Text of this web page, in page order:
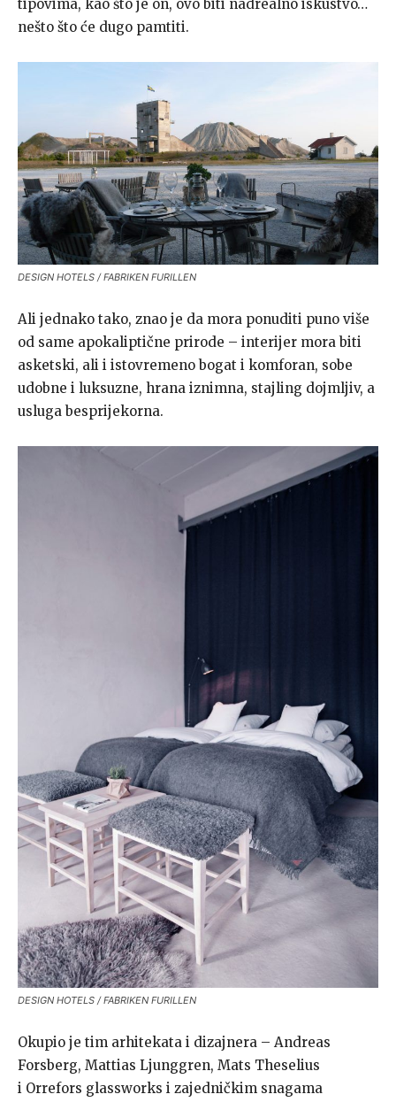
tipovima, kao što je on, ovo biti nadrealno iskustvo…
nešto što će dugo pamtiti.
DESIGN HOTELS / FABRIKEN FURILLEN
Ali jednako tako, znao je da mora ponuditi puno više
od same apokaliptične prirode – interijer mora biti
asketski, ali i istovremeno bogat i komforan, sobe
udobne i luksuzne, hrana iznimna, stajling dojmljiv, a
usluga besprijekorna.
DESIGN HOTELS / FABRIKEN FURILLEN
Okupio je tim arhitekata i dizajnera – Andreas
Forsberg, Mattias Ljunggren, Mats Theselius
i Orrefors glassworks i zajedničkim snagama